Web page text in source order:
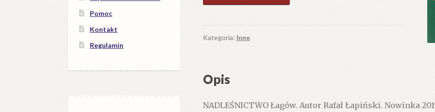
Kategoria: Inne
Opis
NADLEŚNICTWO Łagów. Autor Rafał Łapiński. Nowinka
Pomoc
Kontakt
Regulamin